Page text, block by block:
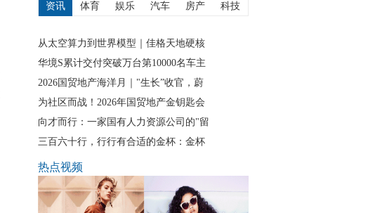
资讯 体育 娱乐 汽车 房产 科技
从太空算力到世界模型｜佳格天地硬核
华境S累计交付突破万台第10000名车主
2026国贸地产海洋月｜"生长”收官，蔚
为社区而战！2026年国贸地产金钥匙会
向才而行：一家国有人力资源公司的"留
三百六十行，行行有合适的金杯：金杯
热点视频